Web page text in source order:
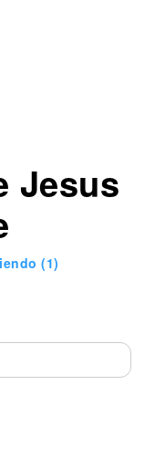
Jesus
(1)